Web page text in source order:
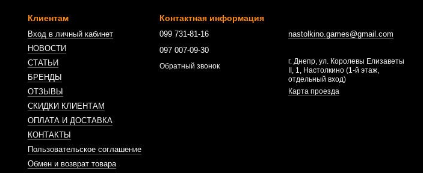
Клиентам
Вход в личный кабинет
НОВОСТИ
СТАТЬИ
БРЕНДЫ
ОТЗЫВЫ
СКИДКИ КЛИЕНТАМ
ОПЛАТА И ДОСТАВКА
КОНТАКТЫ
Пользовательское соглашение
Обмен и возврат товара
Контактная информация
099 731-81-16
097 007-09-30
Обратный звонок
nastolkino.games@gmail.com
г. Днепр, ул. Королевы Елизаветы
II, 1, Настолкино (1-й этаж,
отдельный вход)
Карта проезда